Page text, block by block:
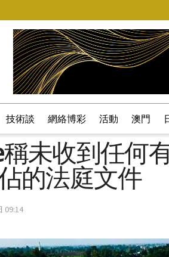
技術談 網絡博彩 活動 澳門
稱未收到任
的法庭文件
09:14